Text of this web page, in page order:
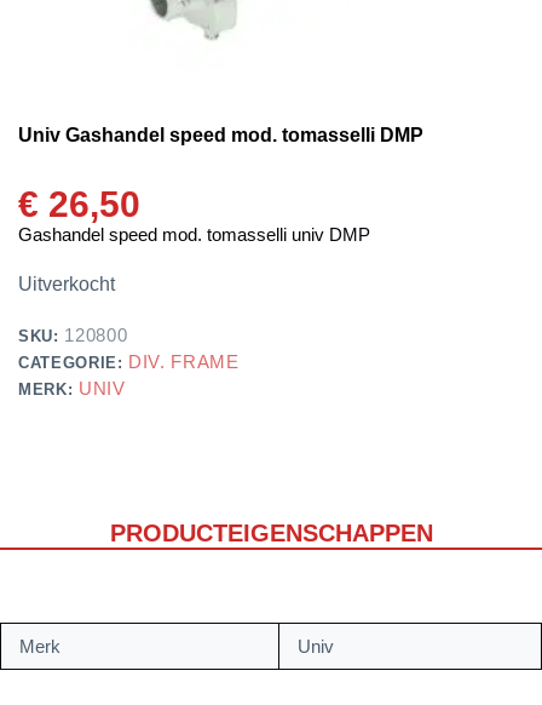
Univ Gashandel speed mod. tomasselli DMP
€ 26,50
Gashandel speed mod. tomasselli univ DMP
Uitverkocht
SKU: 120800
CATEGORIE: DIV. FRAME
MERK: UNIV
PRODUCTEIGENSCHAPPEN
Merk Univ